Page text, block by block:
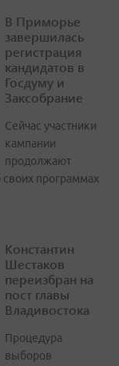
В Приморье
завершилась
регистрация
кандидатов в
Госдуму и
Заксобрание
Сейчас участники
кампании
продолжают
своих программах
Константин
Шестаков
переизбран на
пост главы
Владивостока
Процедура
выборов